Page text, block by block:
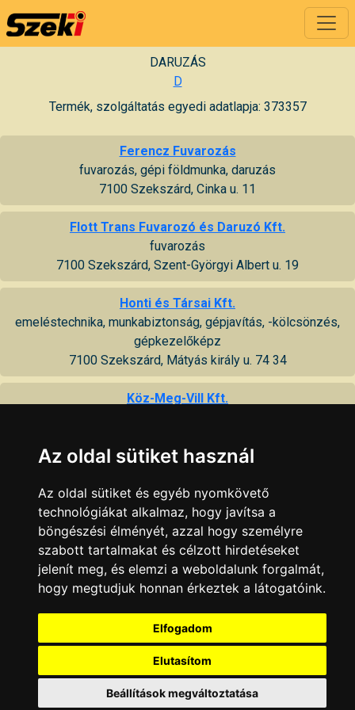
DARUZÁS
D
Termék, szolgáltatás egyedi adatlapja: 373357
Ferencz Fuvarozás
fuvarozás, gépi földmunka, daruzás
7100 Szekszárd, Cinka u. 11
Flott Trans Fuvarozó és Daruzó Kft.
fuvarozás
7100 Szekszárd, Szent-Györgyi Albert u. 19
Honti és Társai Kft.
emeléstechnika, munkabiztonság, gépjavítás, -kölcsönzés,
gépkezelőképz
7100 Szekszárd, Mátyás király u. 74 34
Köz-Meg-Vill Kft.
7100 Szekszárd, Keselyűsi út 2
Oláh István
daruzás
7100 Szekszárd, Keselyűsi út 22
STABIL fuvarozó és vegyesipari Kft.
fuvarozás, daruzás
KAPCSOLAT|HIRDETÉS
Minden jog fenntartva © 2002 - 2026 Szeki.hu
Az oldal sütiket használ
Az oldal sütiket és egyéb nyomkövető
technológiákat alkalmaz, hogy javítsa a
böngészési élményét, azzal hogy személyre
szabott tartalmakat és célzott hirdetéseket
jelenít meg, és elemzi a weboldalunk forgalmát,
hogy megtudjuk honnan érkeztek a látogatóink.
Elfogadom
Elutasítom
Beállítások megváltoztatása